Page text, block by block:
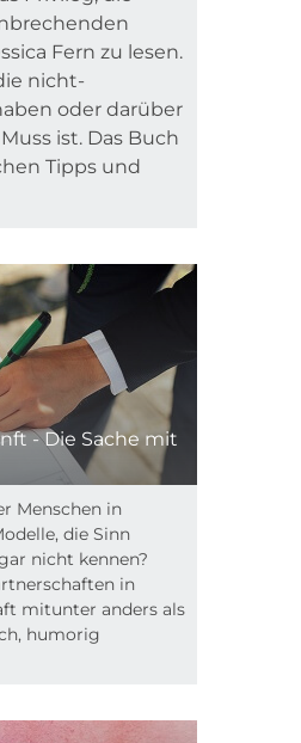
Fern zu lesen.
nicht-
oder darüber
ist. Das Buch
Tipps und
- Die Sache mit
Menschen in
die Sinn
nicht kennen?
in
mitunter anders als
humorig